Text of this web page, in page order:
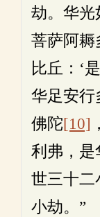
劫。华光
菩萨阿耨
比丘：‘
华足安行
佛陀[10]
利弗，是
世三十二
小劫。”